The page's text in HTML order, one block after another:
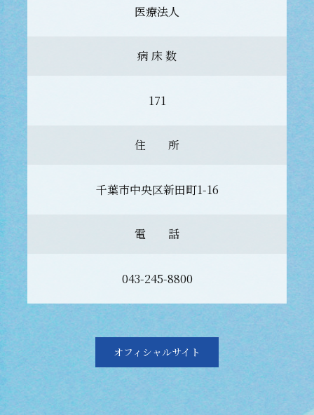
医療法人
病 床 数
171
住 所
千葉市中央区新田町1-16
電 話
043-245-8800
オフィシャルサイト